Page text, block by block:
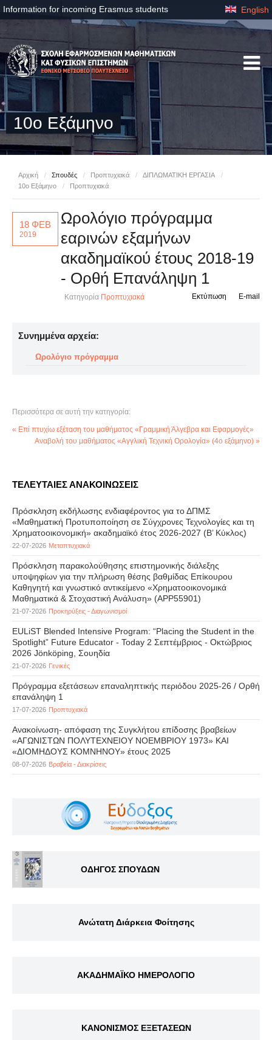
Information for incoming Erasmus students English
10ο Εξάμηνο
Αρχική / Σπουδές / Προπτυχιακά / ΔΙΠΛΩΜΑΤΙΚΗ ΕΡΓΑΣΙΑ
/
10ο Εξάμηνο
/ Προπτυχιακά
18 ΦΕΒ
2019
Ωρολόγιο πρόγραμμα
εαρινών εξαμήνων
ακαδημαϊκού έτους 2018-19
- Ορθή Επανάληψη 1
Κατηγορία Προπτυχιακά E-mail
Εκτύπωση
Συνημμένα αρχεία:
Ωρολόγιο πρόγραμμα
Περισσότερα σε αυτή την κατηγορία:
« Επί πτυχίω εξέταση του μαθήματος «Γραμμική Άλγεβρα και Εφαρμογές»
Αναβολή του μαθήματος «Αγγλική Τεχνική Ορολογία» (4ο εξάμηνο) »
ΤΕΛΕΥΤΑΙΕΣ ΑΝΑΚΟΙΝΩΣΕΙΣ
Πρόσκληση εκδήλωσης ενδιαφέροντος για το ΔΠΜΣ
«Μαθηματική Προτυποποίηση σε Σύγχρονες Τεχνολογίες και τη
Χρηματοοικονομική» ακαδημαϊκό έτος 2026-2027 (B’ Kύκλος)
22-07-2026 Μεταπτυχιακά
Πρόσκληση παρακολούθησης επιστημονικής διάλεξης
υποψηφίων για την πλήρωση θέσης βαθμίδας Επίκουρου
Καθηγητή και γνωστικό αντικείμενο «Χρηματοοικονομικά
Μαθηματικά & Στοχαστική Ανάλυση» (APP55901)
21-07-2026 Προκηρύξεις - Διαγωνισμοί
EULiST Blended Intensive Program: “Placing the Student in the
Spotlight” Future Educator - Today 2 Σεπτέμβριος - Οκτώβριος
2026 Jönköping, Σουηδία
21-07-2026 Γενικές
Πρόγραμμα εξετάσεων επαναληπτικής περιόδου 2025-26 / Ορθή
επανάληψη 1
17-07-2026 Προπτυχιακά
Ανακοίνωση- απόφαση της Συγκλήτου επίδοσης βραβείων
«ΑΓΩΝΙΣΤΩΝ ΠΟΛΥΤΕΧΝΕΙΟΥ ΝΟΕΜΒΡΙΟΥ 1973» ΚΑΙ
«ΔΙΟΜΗΔΟΥΣ ΚΟΜΝΗΝΟΥ» έτους 2025
08-07-2026 Βραβεία - Διακρίσεις
ΟΔΗΓΟΣ ΣΠΟΥΔΩΝ
Ανώτατη Διάρκεια Φοίτησης
ΑΚΑΔΗΜΑΪΚΟ ΗΜΕΡΟΛΟΓΙΟ
ΚΑΝΟΝΙΣΜΟΣ ΕΞΕΤΑΣΕΩΝ